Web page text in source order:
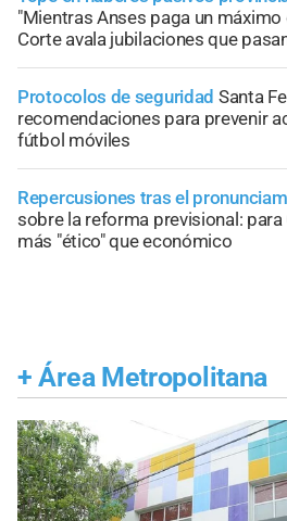
"Mientras Anses paga un máximo
Corte avala jubilaciones que
Protocolos de seguridad Santa
recomendaciones para prevenir
fútbol móviles
Repercusiones tras el
sobre la reforma previsional:
más "ético" que económico
+ Área Metropolitana